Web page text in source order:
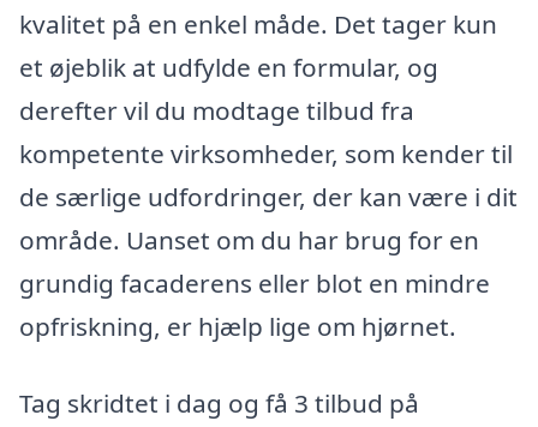
kvalitet på en enkel måde. Det tager kun
et øjeblik at udfylde en formular, og
derefter vil du modtage tilbud fra
kompetente virksomheder, som kender til
de særlige udfordringer, der kan være i dit
område. Uanset om du har brug for en
grundig facaderens eller blot en mindre
opfriskning, er hjælp lige om hjørnet.
Tag skridtet i dag og få 3 tilbud på